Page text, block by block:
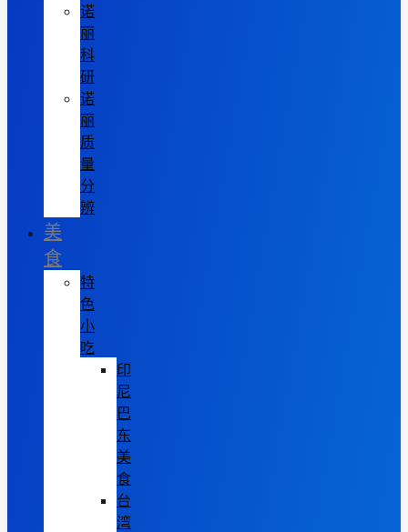
诺
丽
科
研
诺
丽
质
量
分
辨
美
食
特
色
小
吃
印
尼
巴
东
美
食
台
湾